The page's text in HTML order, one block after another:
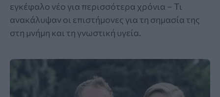
εγκέφαλο νέο για περισσότερα χρόνια – Τι
ανακάλυψαν οι επιστήμονες για τη σημασία της
στη μνήμη και τη γνωστική υγεία.